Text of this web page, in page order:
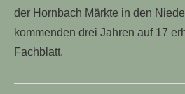
der Hornbach Märkte in den
kommenden drei Jahren auf 17
Fachblatt.